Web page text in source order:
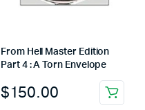
From Hell Master Edition
Part 4 : A Torn Envelope
$150.00